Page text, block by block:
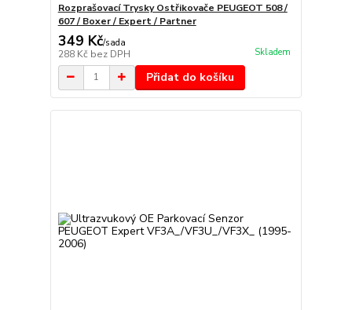
Rozprašovací Trysky Ostřikovače PEUGEOT 508 /
607 / Boxer / Expert / Partner
349 Kč/sada
288 Kč bez DPH Skladem
Přidat do košíku